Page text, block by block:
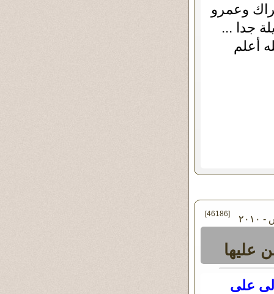
وعمرو
جدا ...
أعلم
في الخميس ٠٤ - مارس - ٢٠١٠ [46186]
عليها
على